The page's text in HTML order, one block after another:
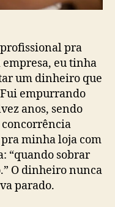
pra
eu tinha
um dinheiro que
empurrando
anos, sendo
concorrência
pra minha loja com
“quando sobrar
O dinheiro nunca
parado.